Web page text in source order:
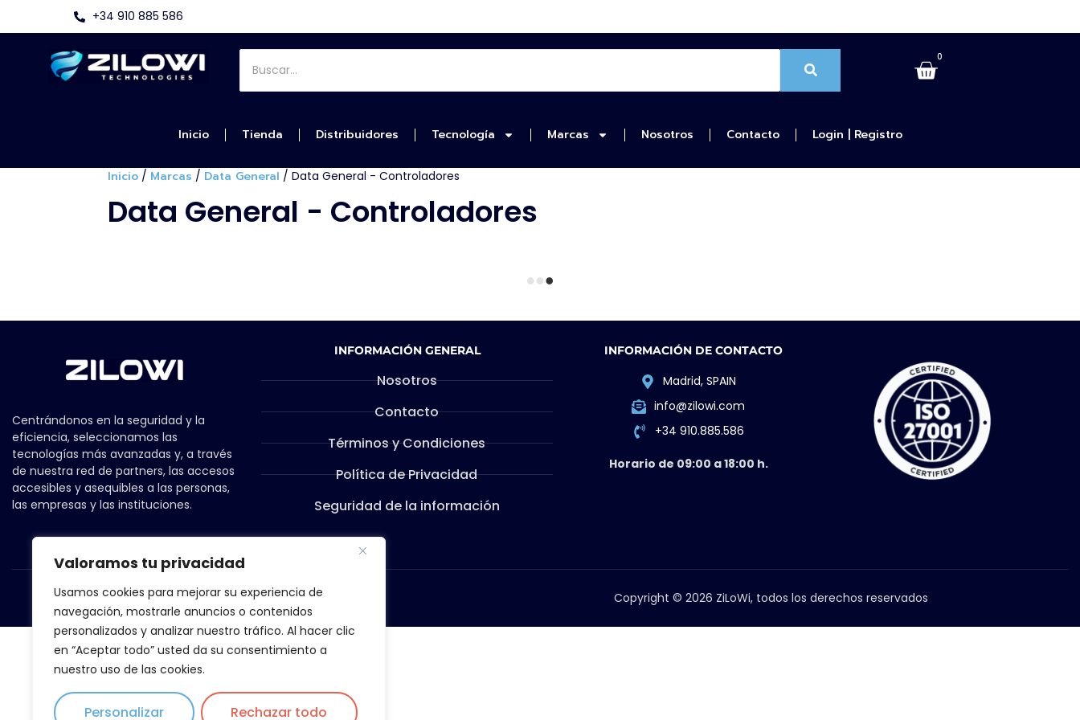
Valoramos tu privacidad
Usamos cookies para mejorar su experiencia de
navegación, mostrarle anuncios o contenidos
personalizados y analizar nuestro tráfico. Al hacer clic
en “Aceptar todo” usted da su consentimiento a
nuestro uso de las cookies.
Personalizar Rechazar todo
+34 910 885 586
0
Inicio Tienda Distribuidores Tecnología Marcas Nosotros Contacto Login | Registro
Inicio / Marcas / Data General / Data General - Controladores
Data General - Controladores
Centrándonos en la seguridad y la
eficiencia, seleccionamos las
tecnologías más avanzadas y, a través
de nuestra red de partners, las accesos
accesibles y asequibles a las personas,
las empresas y las instituciones.
INFORMACIÓN GENERAL
Nosotros
Contacto
Términos y Condiciones
Política de Privacidad
Seguridad de la información
INFORMACIÓN DE CONTACTO
Madrid, SPAIN
info@zilowi.com
+34 910.885.586
Horario de 09:00 a 18:00 h.
Copyright © 2026 ZiLoWi, todos los derechos reservados